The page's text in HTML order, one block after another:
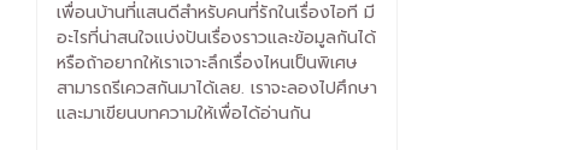
เพื่อนบ้านที่แสนดีสำหรับคนที่รักในเรื่องไอที มี
อะไรที่น่าสนใจแบ่งปันเรื่องราวและข้อมูลกันได้
หรือถ้าอยากให้เราเจาะลึกเรื่องไหนเป็นพิเศษ
สามารถรีเควสกันมาได้เลย. เราจะลองไปศึกษา
และมาเขียนบทความให้เพื่อได้อ่านกัน